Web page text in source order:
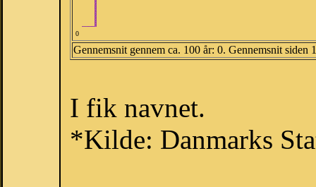
0
Gennemsnit gennem ca. 100 år: 0. Gennemsnit siden
I fik navnet.
*Kilde: Danmarks